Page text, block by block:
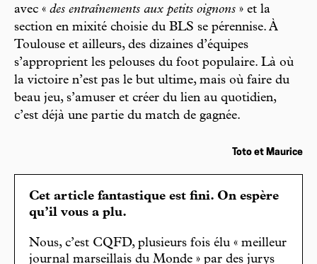
avec « des entraînements aux petits oignons » et la
section en mixité choisie du BLS se pérennise. À
Toulouse et ailleurs, des dizaines d’équipes
s’approprient les pelouses du foot populaire. Là où
la victoire n’est pas le but ultime, mais où faire du
beau jeu, s’amuser et créer du lien au quotidien,
c’est déjà une partie du match de gagnée.
Toto et Maurice
Cet article fantastique est fini. On espère
qu’il vous a plu.
Nous, c’est CQFD, plusieurs fois élu « meilleur
journal marseillais du Monde » par des jurys